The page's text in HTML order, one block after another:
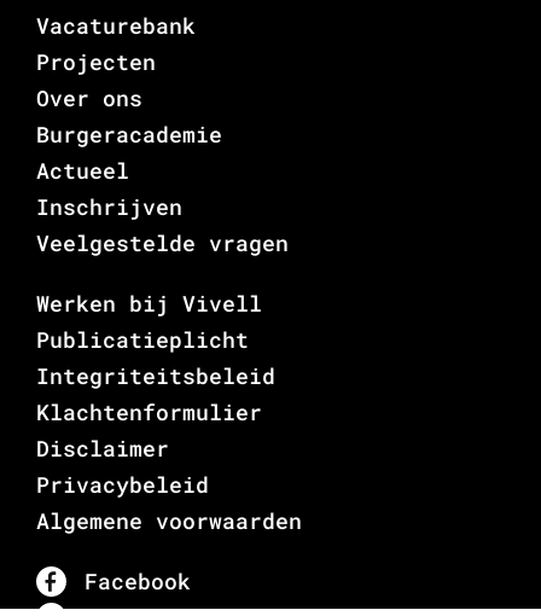
Vacaturebank
Projecten
Over ons
Burgeracademie
Actueel
Inschrijven
Veelgestelde vragen
Werken bij Vivell
Publicatieplicht
Integriteitsbeleid
Klachtenformulier
Disclaimer
Privacybeleid
Algemene voorwaarden
Facebook